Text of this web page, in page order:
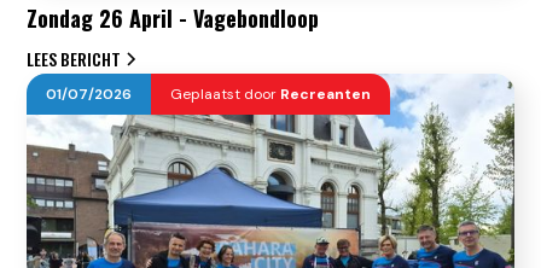
Zondag 26 April - Vagebondloop
LEES BERICHT
01/07/2026 Geplaatst door Recreanten